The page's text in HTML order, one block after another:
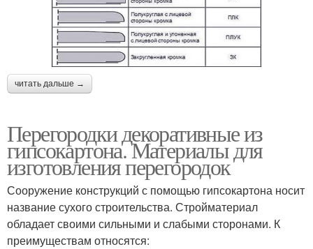
читать дальше →
Перегородки декоративные из
гипсокартона. Материалы для
изготовления перегородок
Сооружение конструкций с помощью гипсокартона носит
название сухого строительства. Стройматериал
обладает своими сильными и слабыми сторонами. К
преимуществам относятся: